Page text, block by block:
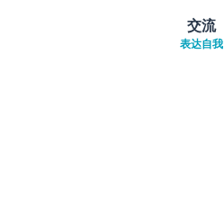
交流
表达自我